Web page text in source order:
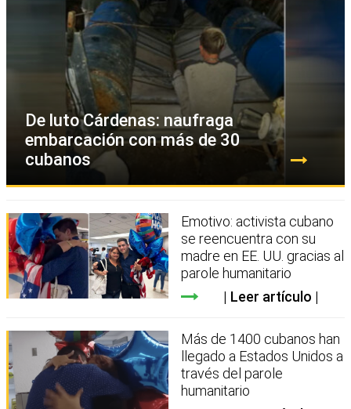
De luto Cárdenas: naufraga
embarcación con más de 30
cubanos
Emotivo: activista cubano
se reencuentra con su
madre en EE. UU. gracias al
parole humanitario
Leer artículo
Más de 1400 cubanos han
llegado a Estados Unidos a
través del parole
humanitario